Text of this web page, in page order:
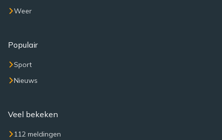
Weer
Populair
Sport
Nieuws
Veel bekeken
112 meldingen